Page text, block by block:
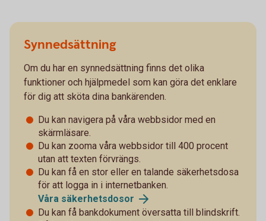
Synnedsättning
Om du har en synnedsättning finns det olika
funktioner och hjälpmedel som kan göra det enklare
för dig att sköta dina bankärenden.
Du kan navigera på våra webbsidor med en
skärmläsare.
Du kan zooma våra webbsidor till 400 procent
utan att texten förvrängs.
Du kan få en stor eller en talande säkerhetsdosa
för att logga in i internetbanken.
Våra säkerhetsdosor
Du kan få bankdokument översatta till blindskrift.